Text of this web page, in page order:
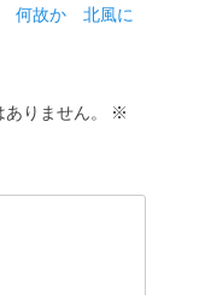
何故か 北風に
りません。
※